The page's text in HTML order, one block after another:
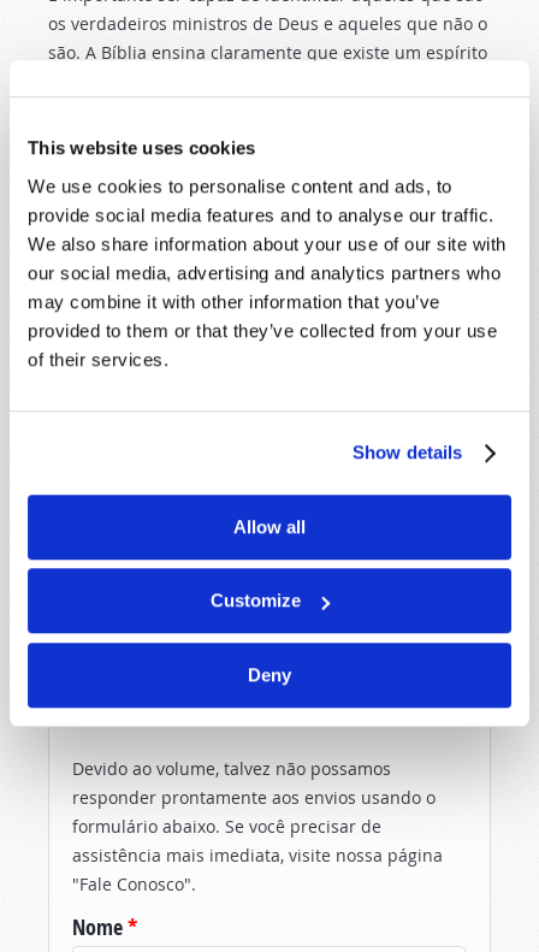
This website uses cookies
We use cookies to personalise content and ads, to
provide social media features and to analyse our traffic.
We also share information about your use of our site with
our social media, advertising and analytics partners who
may combine it with other information that you’ve
provided to them or that they’ve collected from your use
of their services.
Show details
Allow all
Customize
Deny
os verdadeiros ministros de Deus e aqueles que não o
são. A Bíblia ensina claramente que existe um espírito
12:9). A confusão do mundo pode ser evitada
através da lente bíblica do que constitui um homem
de Deus. Supere os enganos do diabo — considere
estes princípios simples da próxima vez que estiver a
tentar reconhecer um homem de Deus.
Os verdadeiros homens de Deus operarão dentro da
verdadeira Igreja de Deus. Sabe onde encontrá-la?
COMPARTILHE SEUS PENSAMENTOS
CONOSCO!
Devido ao volume, talvez não possamos
responder prontamente aos envios usando o
formulário abaixo. Se você precisar de
assistência mais imediata, visite nossa página
"Fale Conosco".
Nome*